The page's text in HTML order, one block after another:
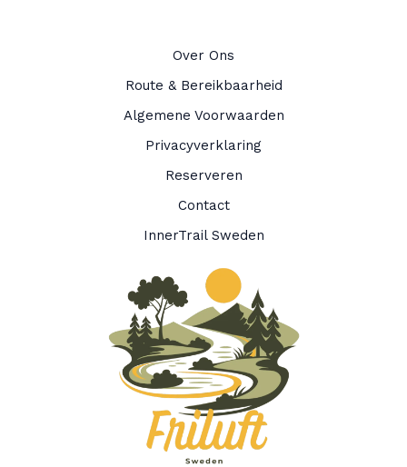
Over Ons
Route & Bereikbaarheid
Algemene Voorwaarden
Privacyverklaring
Reserveren
Contact
InnerTrail Sweden